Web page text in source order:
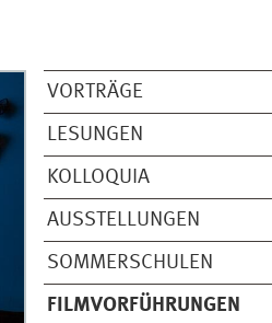
VORTRÄGE
LESUNGEN
KOLLOQUIA
AUSSTELLUNGEN
SOMMERSCHULEN
FILMVORFÜHRUNGEN